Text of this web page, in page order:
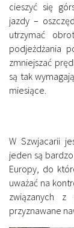
cieszyć się
jazdy –
utrzymać
podjeżdżania
zmniejszać
są tak
miesiące.
W Szwjacarii
jeden są
Europy, do
uważać na
związanych z
przyznawane